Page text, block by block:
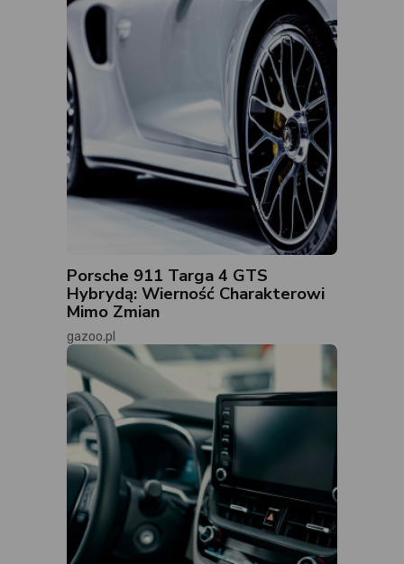
Porsche 911 Targa 4 GTS
Hybrydą: Wierność Charakterowi
Mimo Zmian
gazoo.pl